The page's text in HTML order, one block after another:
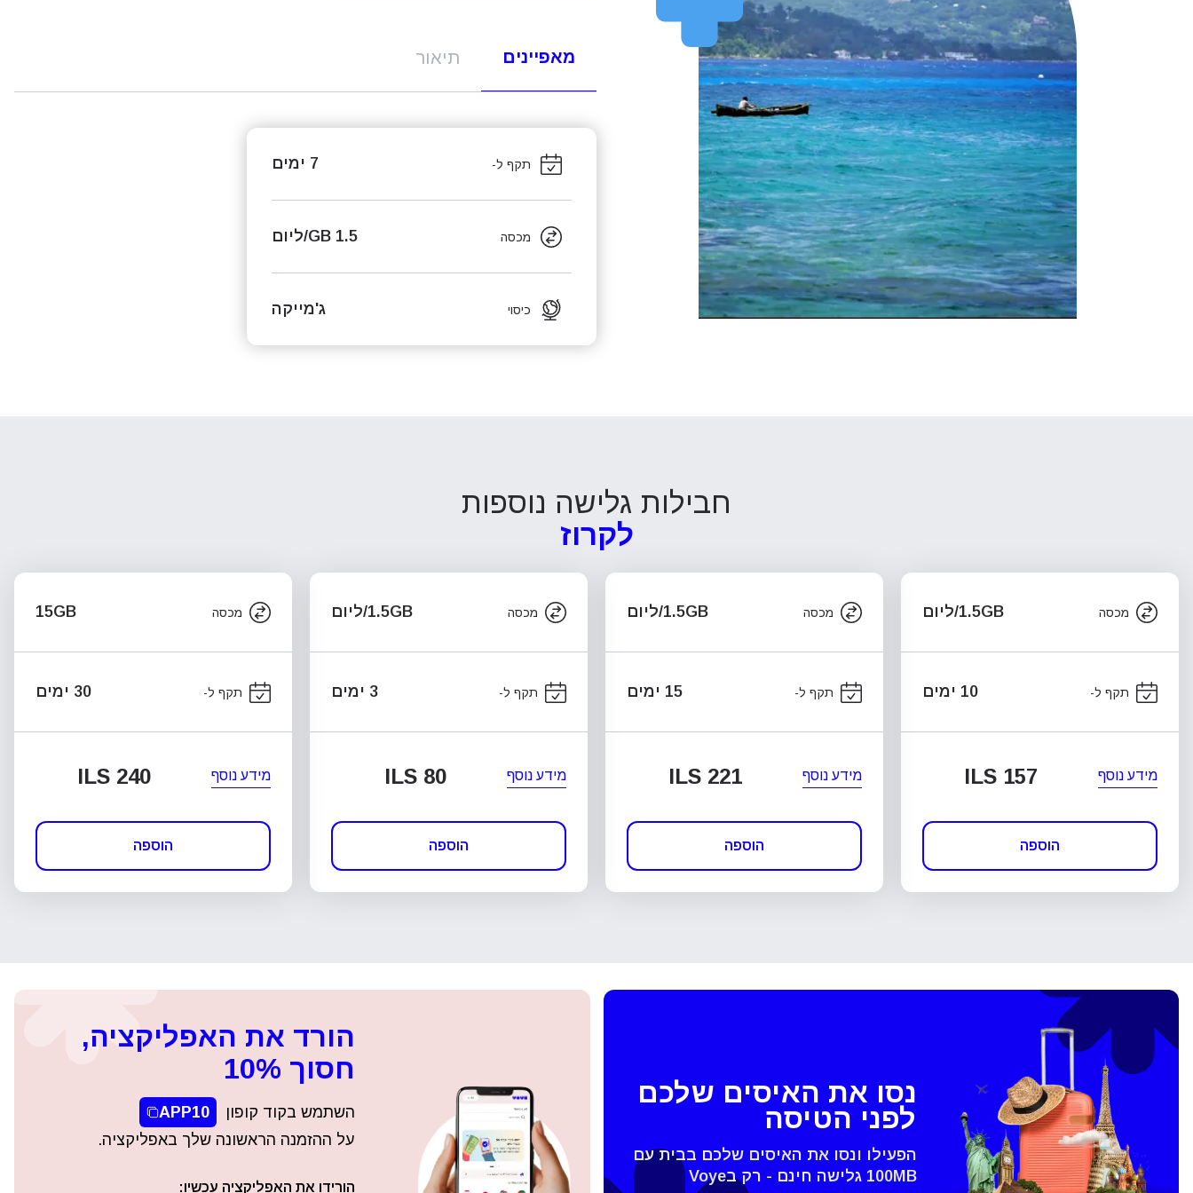
מאפיינים תיאור
תקף ל- 7 ימים
מכסה 1.5 GB/ליום
כיסוי ג'מייקה
חבילות גלישה נוספות
לקרוז
מכסה 1.5GB/ליום
תקף ל- 10 ימים
מידע נוסף ILS 157
הוספה
מכסה 1.5GB/ליום
תקף ל- 15 ימים
מידע נוסף ILS 221
הוספה
מכסה 1.5GB/ליום
תקף ל- 3 ימים
מידע נוסף ILS 80
הוספה
מכסה 15GB
תקף ל- 30 ימים
מידע נוסף ILS 240
הוספה
סגירת החלונית
נסו את האיסים שלכם
לפני הטיסה
הפעילו ונסו את האיסים שלכם בבית עם
100MB גלישה חינם - רק בVoye
הורד את האפליקציה,
חסוך 10%
השתמש בקוד קופון
APP10
על ההזמנה הראשונה שלך באפליקציה.
הורידו את האפליקציה עכשיו: